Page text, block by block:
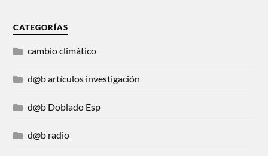
CATEGORÍAS
cambio climático
d@b artículos investigación
d@b Doblado Esp
d@b radio